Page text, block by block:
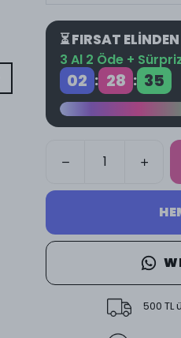
⏳ FIRSAT
3 Al 2 Öde +
02 : 28 : 34
500 TL